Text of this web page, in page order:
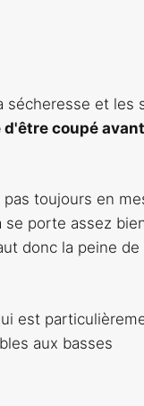
sécheresse et les
coupé avant
toujours en
se porte assez
donc la peine de
est
aux basses